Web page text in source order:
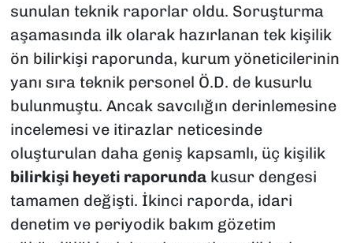
sunulan teknik raporlar oldu. Soruşturma
aşamasında ilk olarak hazırlanan tek kişilik
ön bilirkişi raporunda, kurum yöneticilerinin
yanı sıra teknik personel Ö.D. de kusurlu
bulunmuştu. Ancak savcılığın derinlemesine
incelemesi ve itirazlar neticesinde
oluşturulan daha geniş kapsamlı, üç kişilik
bilirkişi heyeti raporundakusur dengesi
tamamen değişti. İkinci raporda, idari
denetim ve periyodik bakım gözetim